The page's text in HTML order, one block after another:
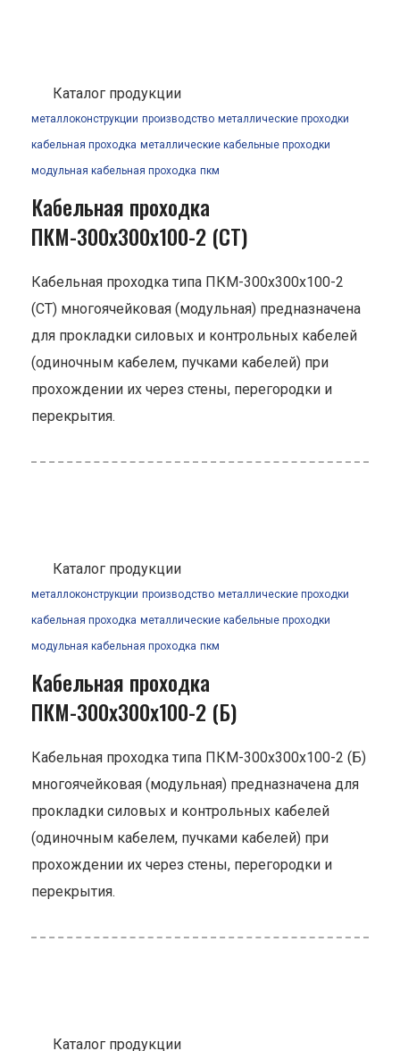
Каталог продукции
металлоконструкции производство металлические проходки
кабельная проходка металлические кабельные проходки
модульная кабельная проходка пкм
Кабельная проходка
ПКМ-300х300х100-2 (СТ)
Кабельная проходка типа ПКМ-300х300х100-2
(СТ) многоячейковая (модульная) предназначена
для прокладки силовых и контрольных кабелей
(одиночным кабелем, пучками кабелей) при
прохождении их через стены, перегородки и
перекрытия.
Каталог продукции
металлоконструкции производство металлические проходки
кабельная проходка металлические кабельные проходки
модульная кабельная проходка пкм
Кабельная проходка
ПКМ-300х300х100-2 (Б)
Кабельная проходка типа ПКМ-300х300х100-2 (Б)
многоячейковая (модульная) предназначена для
прокладки силовых и контрольных кабелей
(одиночным кабелем, пучками кабелей) при
прохождении их через стены, перегородки и
перекрытия.
Каталог продукции